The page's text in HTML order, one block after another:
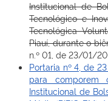
Institucional de
Tecnológico e
Tecnológica
Piauí, durante o
n.º 01, de 23/01/
Portaria nº 4, de
para comporem
Institucional de